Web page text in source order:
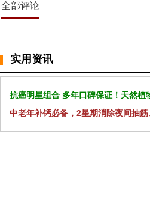
全部评论
实用资讯
抗癌明星组合 多年口碑保证！天然植
中老年补钙必备，2星期消除夜间抽